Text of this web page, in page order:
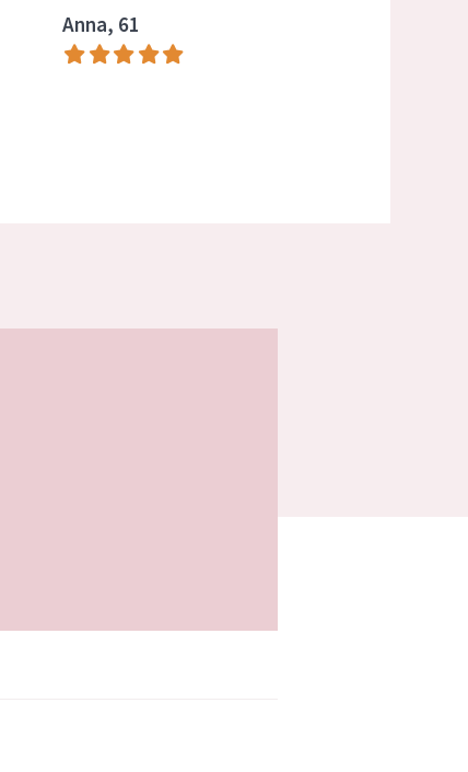
Anna, 61